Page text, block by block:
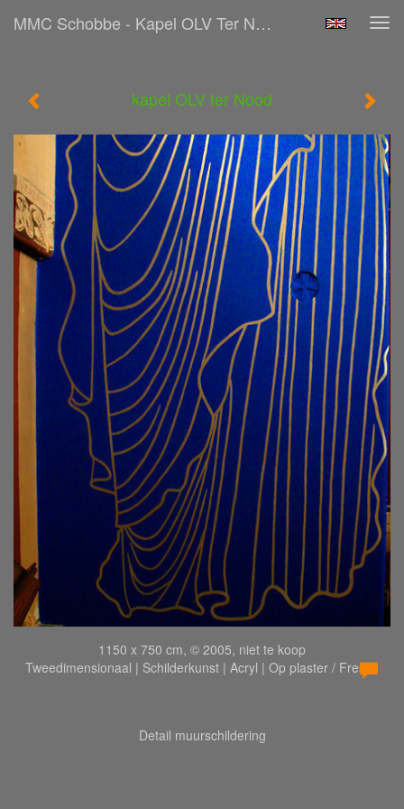
MMC Schobbe - Kapel OLV Ter Nood
kapel OLV ter Nood
1150 x 750 cm, © 2005, niet te koop
Tweedimensionaal | Schilderkunst | Acryl | Op plaster / Fresco
Detail muurschildering